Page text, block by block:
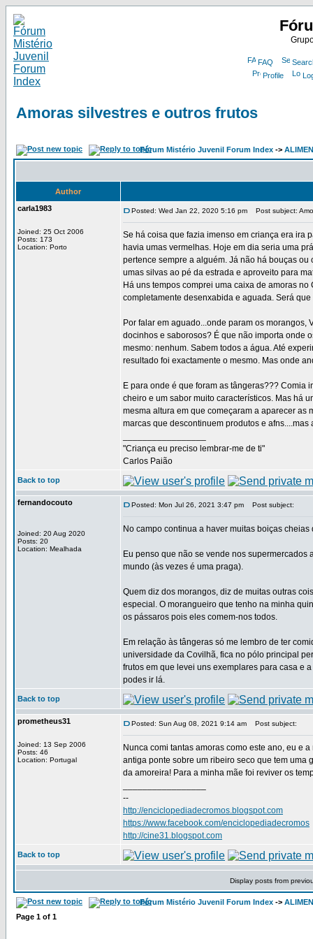
FAQ
Profile
Amoras silvestres e outros frutos
Fórum Mistério Juvenil Forum Index ->
Author
carla1983
Joined: 25 Oct 2006
Posts: 173
Location: Porto
Posted: Wed Jan 22, 2020 5:16 pm Post subject:
Se há coisa que fazia imenso em criança era ira
havia umas vermelhas. Hoje em dia seria uma
pertence sempre a alguém. Já não há bouças
umas silvas ao pé da estrada e aproveito para
Há uns tempos comprei uma caixa de amoras
completamente desenxabida e aguada. Será
Por falar em aguado...onde param os morangos,
docinhos e saborosos? É que não importa onde
mesmo: nenhum. Sabem todos a água. Até
resultado foi exactamente o mesmo. Mas onde
E para onde é que foram as tângeras??? Comia
cheiro e um sabor muito característicos. Mas há
mesma altura em que começaram a aparecer as
marcas que descontinuem produtos e
"Criança eu preciso lembrar-me de ti"
Carlos Paião
Back to top
fernandocouto
Joined: 20 Aug 2020
Posts: 20
Location: Mealhada
Posted: Mon Jul 26, 2021 3:47 pm Post subject:
No campo continua a haver muitas boiças cheias
Eu penso que não se vende nos supermercados
mundo (às vezes é uma praga).
Quem diz dos morangos, diz de muitas outras
especial. O morangueiro que tenho na minha
os pássaros pois eles comem-nos todos.
Em relação às tângeras só me lembro de ter
universidade da Covilhã, fica no pólo principal
frutos em que levei uns exemplares para casa e
podes ir lá.
Back to top
prometheus31
Joined: 13 Sep 2006
Posts: 46
Location: Portugal
Posted: Sun Aug 08, 2021 9:14 am Post subject:
Nunca comi tantas amoras como este ano, eu e
antiga ponte sobre um ribeiro seco que tem
da amoreira! Para a minha mãe foi reviver os
--
http://enciclopediadecromos.blogspot.com
https://www.facebook.com/enciclopediadecromos
http://cine31.blogspot.com
Back to top
Display posts from
Fórum Mistério Juvenil Forum Index ->
Page 1 of 1